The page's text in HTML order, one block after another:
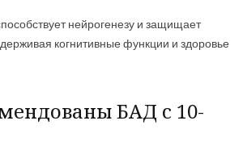
нейрогенезу и защищает
когнитивные функции и здоровье
БАД с 10-